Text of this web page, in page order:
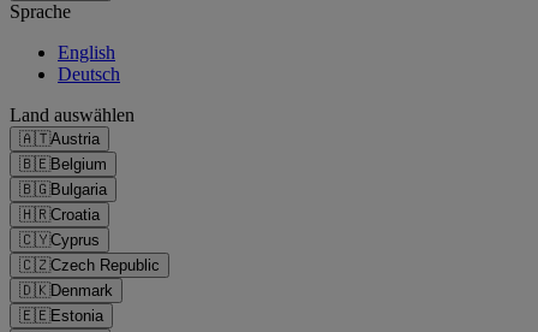
Sprache
English
Deutsch
Land auswählen
🇦🇹Austria
🇧🇪Belgium
🇧🇬Bulgaria
🇭🇷Croatia
🇨🇾Cyprus
🇨🇿Czech Republic
🇩🇰Denmark
🇪🇪Estonia